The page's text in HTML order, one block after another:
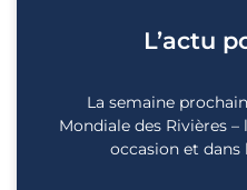
L’actu
La semaine
Mondiale des Rivières
occasion et dans